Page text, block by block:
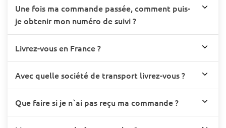
Une fois ma commande passée, comment puis-
je obtenir mon numéro de suivi ?
Livrez-vous en France ?
Avec quelle société de transport livrez-vous ?
Que faire si je n`ai pas reçu ma commande ?